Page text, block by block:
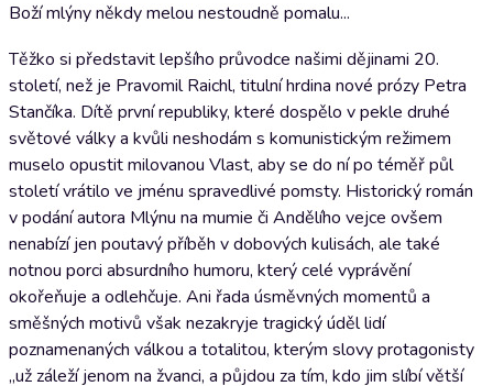
Boží mlýny někdy melou nestoudně pomalu...
Těžko si představit lepšího průvodce našimi dějinami 20.
století, než je Pravomil Raichl, titulní hrdina nové prózy Petra
Stančíka. Dítě první republiky, které dospělo v pekle druhé
světové války a kvůli neshodám s komunistickým režimem
muselo opustit milovanou Vlast, aby se do ní po téměř půl
století vrátilo ve jménu spravedlivé pomsty. Historický román
v podání autora Mlýnu na mumie či Andělího vejce ovšem
nenabízí jen poutavý příběh v dobových kulisách, ale také
notnou porci absurdního humoru, který celé vyprávění
okořeňuje a odlehčuje. Ani řada úsměvných momentů a
směšných motivů však nezakryje tragický úděl lidí
poznamenaných válkou a totalitou, kterým slovy protagonisty
„už záleží jenom na žvanci, a půjdou za tím, kdo jim slíbí větší